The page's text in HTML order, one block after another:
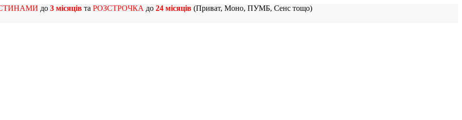
до 3 місяцівта РОЗСТРОЧКА до 24 місяців(Приват, Моно, ПУМБ, Сенс тощо)